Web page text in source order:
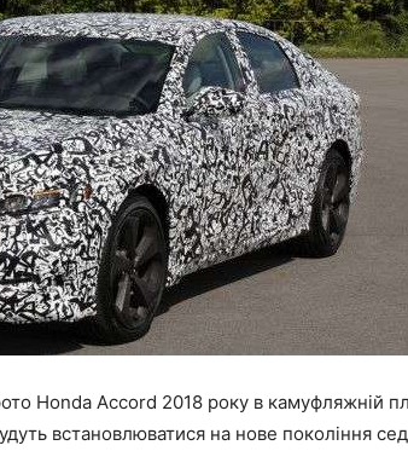
Honda Accord 2018 року в камуфляжній
встановлюватися на нове покоління